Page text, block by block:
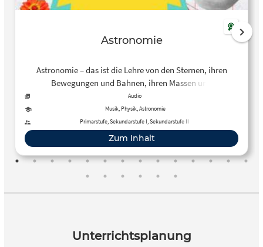
Astronomie
Astronomie – das ist die Lehre von den Sternen, ihren
Bewegungen und Bahnen, ihren Massen und
Geschwindigkeiten im All. Jahrtausendelang beschäftigte
sich die Astronomen aber noch mit einem anderen Aspekt:
Der Musik der Sterne!
Audio
Musik, Physik, Astronomie
Primarstufe, Sekundarstufe I, Sekundarstufe II
Zum Inhalt
Unterrichtsplanung